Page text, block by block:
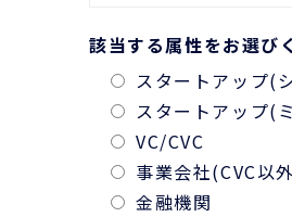
該当する属性をお選び
スタートアップ(
スタートアップ(
VC/CVC
事業会社(CVC以
金融機関